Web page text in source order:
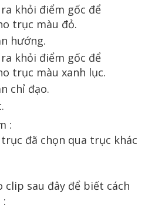
khỏi điểm gốc để
trục màu đỏ.
hướng.
khỏi điểm gốc để
trục màu xanh lục.
chỉ đạo.
:
đã chọn qua trục khác
clip sau đây để biết cách